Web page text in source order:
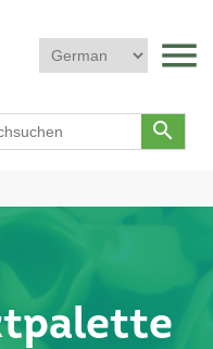
menu
search